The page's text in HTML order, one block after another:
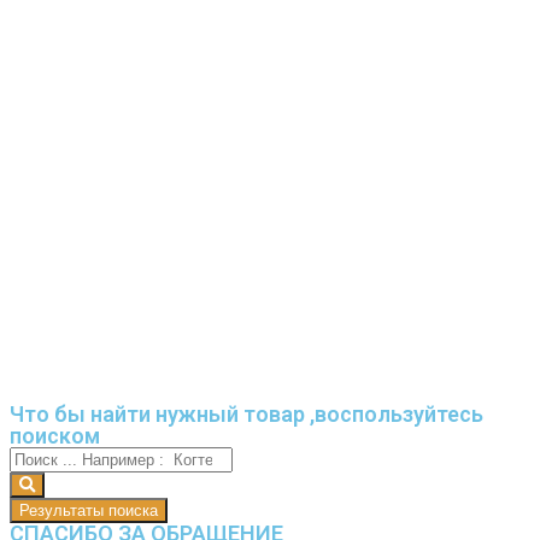
Что бы найти нужный товар ,воспользуйтесь
поиском
Результаты поиска
СПАСИБО ЗА ОБРАЩЕНИЕ